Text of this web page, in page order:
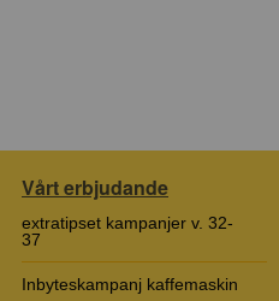
Vårt erbjudande
extratipset kampanjer v. 32-
37
Inbyteskampanj kaffemaskin